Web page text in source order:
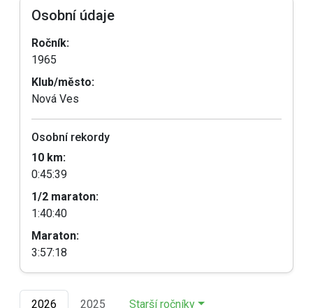
Osobní údaje
Ročník:
1965
Klub/město:
Nová Ves
Osobní rekordy
10 km:
0:45:39
1/2 maraton:
1:40:40
Maraton:
3:57:18
2026 2025 Starší ročníky